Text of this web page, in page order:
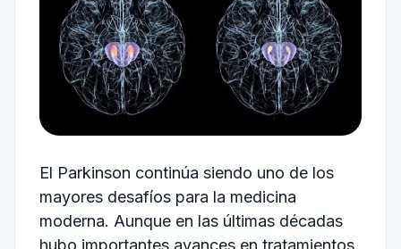
El Parkinson continúa siendo uno de los
mayores desafíos para la medicina
moderna. Aunque en las últimas décadas
hubo importantes avances en tratamientos